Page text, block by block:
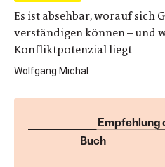
Es ist absehbar, worauf sich
verständigen können – und
Konfliktpotenzial liegt
Wolfgang Michal
Empfehlung
Buch